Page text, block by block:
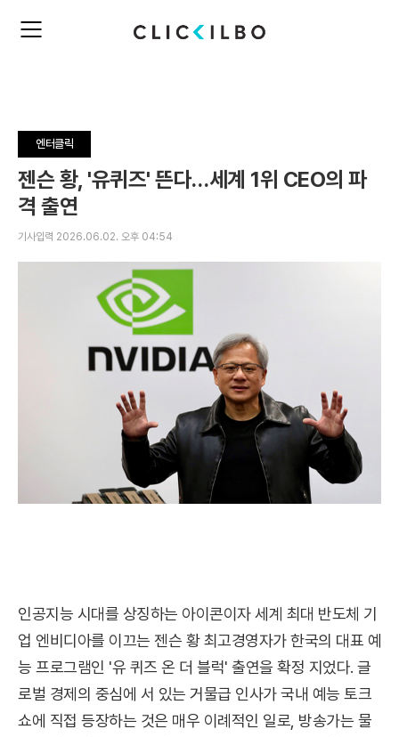
주
뉴
펼
치
기
엔터클릭
젠슨 황, '유퀴즈' 뜬다…세계 1위 CEO의 파
격 출연
기사입력 2026.06.02. 오후 04:54
인공지능 시대를 상징하는 아이콘이자 세계 최대 반도체 기
업 엔비디아를 이끄는 젠슨 황 최고경영자가 한국의 대표 예
능 프로그램인 '유 퀴즈 온 더 블럭' 출연을 확정 지었다. 글
로벌 경제의 중심에 서 있는 거물급 인사가 국내 예능 토크
쇼에 직접 등장하는 것은 매우 이례적인 일로, 방송가는 물